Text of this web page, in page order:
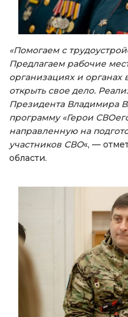
«Помогаем с
Предлагаем рабочие
организациях и
открыть свое дело.
Президента Владимира
программу «Герои
направленную на
участников СВО«, —
области.